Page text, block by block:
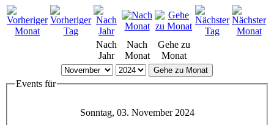
Nach
Jahr
Nach
Monat
Gehe zu
Monat
Gehe zu Monat
Events für
Sonntag, 03. November 2024